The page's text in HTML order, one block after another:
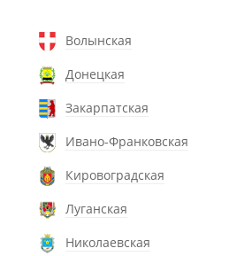
Волынская
Донецкая
Закарпатская
Ивано-Франковская
Кировоградская
Луганская
Николаевская